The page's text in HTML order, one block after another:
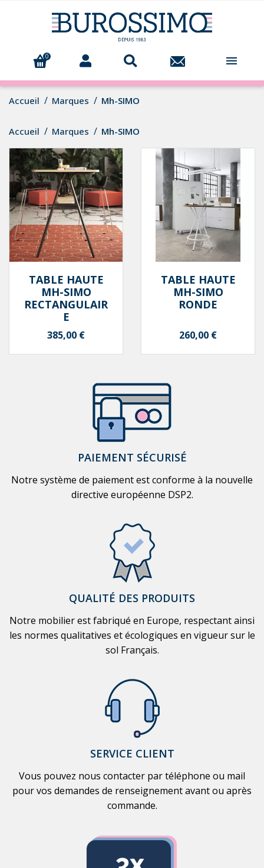
0 
Accueil Marques Mh-SIMO
Accueil Marques Mh-SIMO
TABLE HAUTE
MH-SIMO
RECTANGULAIR
E
Prix
385,00 €
TABLE HAUTE
MH-SIMO
RONDE
Prix
260,00 €
PAIEMENT SÉCURISÉ
Notre système de paiement est conforme à la nouvelle
directive européenne DSP2.
QUALITÉ DES PRODUITS
Notre mobilier est fabriqué en Europe, respectant ainsi
les normes qualitatives et écologiques en vigueur sur le
sol Français.
SERVICE CLIENT
Vous pouvez nous contacter par téléphone ou mail
pour vos demandes de renseignement avant ou après
commande.